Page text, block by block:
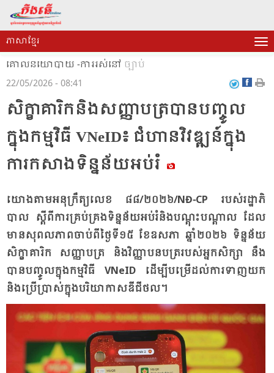
ភាសាខ្មែរ
គោលនយោបាយ -ការរស់នៅ ច្បាប់
22/05/2026 - 08:41
សិក្ខា​គា​រិក​និង​សញ្ញា​បត្រ​បាន​បញ្ចូល​
ក្នុង​កម្ម​វិធី VNeID៖ ជំ​ហាន​វិវឌ្ឍន៍​ក្នុង​
ការ​ក​សាង​ទិន្ន​ន័យ​អប់​រំ​
យោង​តាម​អនុ​ក្រឹត្យ​លេខ ៨៨/​២០២៦​/NĐ-CP របស់​រដ្ឋា​ភិ​
បាល ស្តី​ពី​ការ​គ្រប់​គ្រង​ទិន្ន​ន័យ​អប់​រំ​និង​បណ្តុះ​បណ្តាល ដែល​
មាន​សុ​ពល​ភាព​ចាប់​ពី​ថ្ងៃ​ទី​១៥ ខែ​ឧស​ភា​ ឆ្នាំ​២០២៦ ទិន្ន​ន័យ
សិក្ខា​គារិក​ សញ្ញា​បត្រ និង​វិញ្ញា​បន​បត្រ​របស់​អ្នក​សិក្សា នឹង​
បាន​បញ្ចូល​ក្នុង​កម្ម​វិធី VNeID ដើម្បី​បម្រើ​ដល់​ការ​ទាញ​យក​
និង​ប្រើ​ប្រាស់​ក្នុង​បរិ​យា​កាស​ឌីជី​ថល។